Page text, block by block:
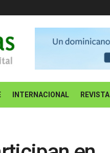
INTERNACIONAL REVISTA